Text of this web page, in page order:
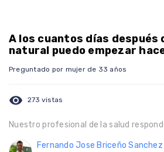
A los cuantos días después
natural puedo empezar
Preguntado por mujer de 33 años
visibility 273 vistas
Nuestro profesional de la salud
Fernando Jose Briceño Sanchez